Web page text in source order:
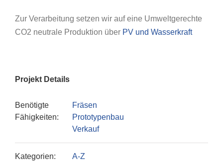
Zur Verarbeitung setzen wir auf eine Umweltgerechte
CO2 neutrale Produktion über PV und Wasserkraft
Projekt Details
Benötigte
Fähigkeiten:
Fräsen
Prototypenbau
Verkauf
Kategorien:
A-Z